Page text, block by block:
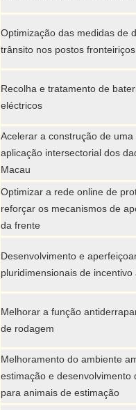
Optimização das medidas de
trânsito nos postos fronteiriços
Recolha e tratamento de
eléctricos
Acelerar a construção de
aplicação intersectorial dos
Macau
Optimizar a rede online de
reforçar os mecanismos de
da frente
Desenvolvimento e
pluridimensionais de incentivo
Melhorar a função
de rodagem
Melhoramento do ambiente
estimação e desenvolvimento
para animais de estimação